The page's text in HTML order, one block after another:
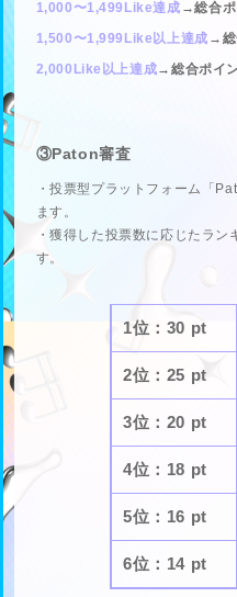
1,000〜1,499Like達成 →総合ポ
1,500〜1,999Like以上達成 →総
2,000Like以上達成→総合ポイ
③Paton審査
・投票型プラットフォーム「
ます。
・獲得した投票数に応じたラ
す。
1位：30 pt
2位：25 pt
3位：20 pt
4位：18 pt
5位：16 pt
6位：14 pt